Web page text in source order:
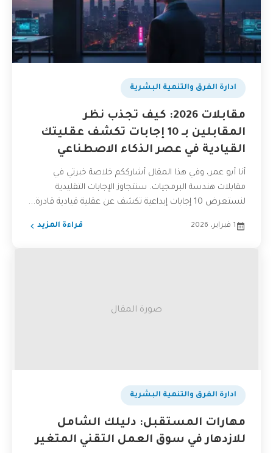
ادارة الفرق والتنمية البشرية
مقابلات 2026: كيف تجذب نظر
المقابلين بـ 10 إجابات تكشف عقليتك
القيادية في عصر الذكاء الاصطناعي
أنا أبو عمر، وفي هذا المقال أشارككم خلاصة خبرتي في
مقابلات هندسة البرمجيات. سنتجاوز الإجابات التقليدية
لنستعرض 10 إجابات إبداعية تكشف عن عقلية قيادية قادرة...
1 فبراير، 2026 قراءة المزيد
صورة المقال
ادارة الفرق والتنمية البشرية
مهارات المستقبل: دليلك الشامل
للازدهار في سوق العمل التقني المتغير